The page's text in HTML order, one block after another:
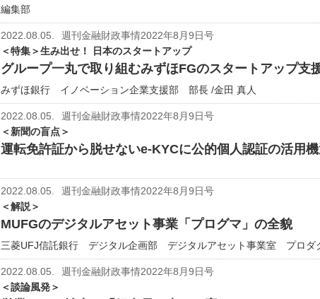
編集部
2022.08.05.
週刊金融財政事情2022年8月9日号
＜特集＞生み出せ！ 日本のスタートアップ
グループ一丸で取り組むみずほFGのスタートアップ支
みずほ銀行 イノベーション企業支援部 部長 /金田 真人
2022.08.05.
週刊金融財政事情2022年8月9日号
＜新聞の盲点＞
運転免許証から脱せないe-KYCに公的個人認証の活用
2022.08.05.
週刊金融財政事情2022年8月9日号
＜解説＞
MUFGのデジタルアセット事業「プログマ」の全貌
三菱UFJ信託銀行 デジタル企画部 デジタルアセット事業室 プロダ
2022.08.05.
週刊金融財政事情2022年8月9日号
＜談論風発＞